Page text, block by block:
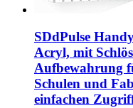
SDdPulse
Acryl, mit
Aufbewahrung
Schulen und
einfachen